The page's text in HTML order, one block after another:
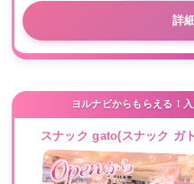
詳
ヨルナビからもらえる！
スナック gato(スナック ガ